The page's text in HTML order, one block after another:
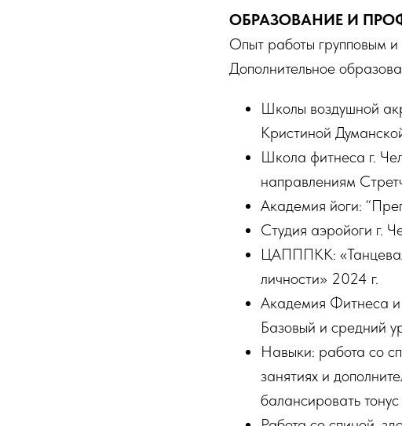
ОБРАЗОВАНИЕ И
Опыт работы групповым
Дополнительное
Школы воздушной
Кристиной
Школа фитнеса г.
направлениям
Академия йоги:
Студия аэройоги г.
ЦАПППКК:
личности» 2024 г.
Академия Фитнеса и
Базовый и средний
Навыки: работа со
занятиях и
балансировать